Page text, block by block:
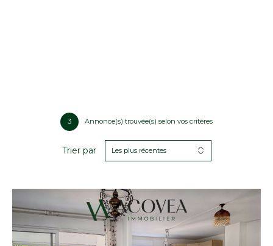
3 Annonce(s) trouvée(s) selon vos critères
Trier par Les plus récentes